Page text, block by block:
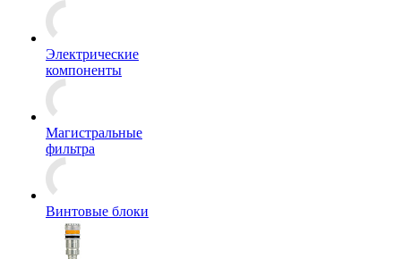
Электрические
компоненты
Магистральные
фильтра
Винтовые блоки